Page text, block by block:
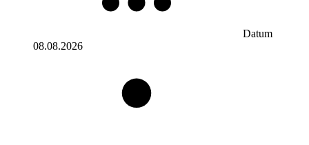
Datum
08.08.2026